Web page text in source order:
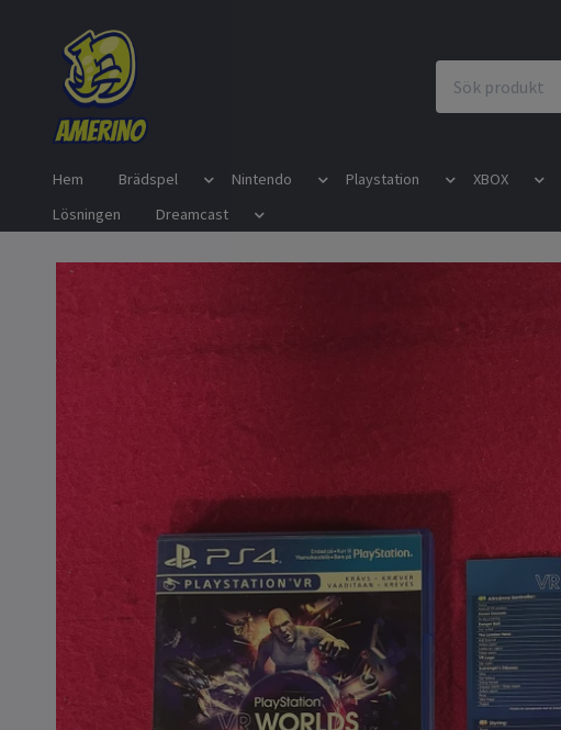
Hem Brädspel Nintendo Playstation XBOX
Lösningen
Dreamcast